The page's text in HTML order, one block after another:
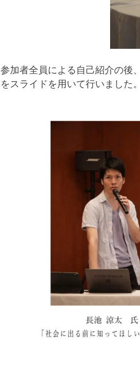
参加者全員による自己紹介の後
をスライドを用いて行いました。